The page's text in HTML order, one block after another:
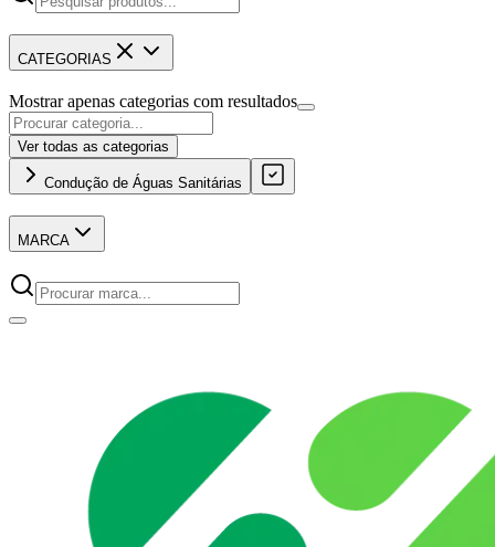
CATEGORIAS
Mostrar apenas categorias com resultados
Ver todas as categorias
Condução de Águas Sanitárias
MARCA